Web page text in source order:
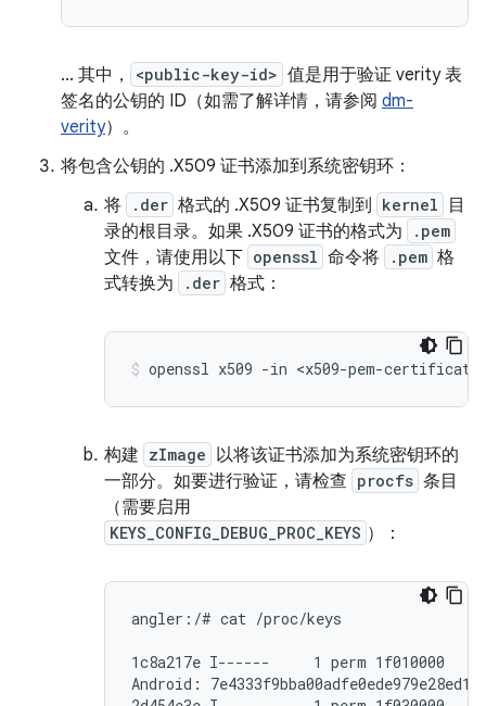
... 其中， <public-key-id> 值是用于验证 verity 表
签名的公钥的 ID（如需了解详情，请参阅 dm-
verity）。
将包含公钥的 .X509 证书添加到系统密钥环：
将
.der 格式的 .X509 证书复制到 kernel
目
录的根目录。如果 .X509 证书的格式为
.pem
文件，请使用以下 openssl 命令将 .pem 格
式转换为
.der 格式：
openssl x509 -in <x509-pem-
构建 zImage 以将该证书添加为系统密钥环的
一部分。如要进行验证，请检查 procfs 条目
（需要启用
KEYS_CONFIG_DEBUG_PROC_KEYS ）：
angler:/# cat /proc/keys
1c8a217e I------     1 perm 1f010000
Android: